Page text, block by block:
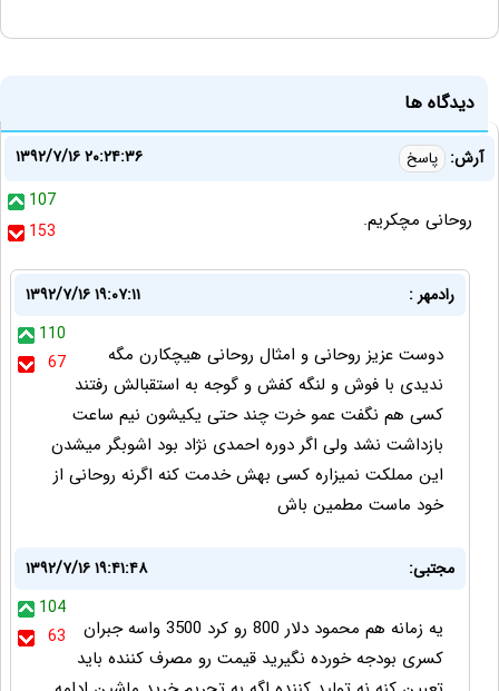
دیدگاه ها
آرش: پاسخ
۱۳۹۲/۷/۱۶ ۲۰:۲۴:۳۶
107
153
روحانی مچکریم.
رادمهر :
۱۳۹۲/۷/۱۶ ۱۹:۰۷:۱۱
110
67
دوست عزیز روحانی و امثال روحانی هیچکارن مگه
ندیدی با فوش و لنگه کفش و گوجه به استقبالش رفتند
کسی هم نگفت عمو خرت چند حتی یکیشون نیم ساعت
بازداشت نشد ولی اگر دوره احمدی نژاد بود اشوبگر میشدن
این مملکت نمیزاره کسی بهش خدمت کنه اگرنه روحانی از
خود ماست مطمین باش
مجتبی:
۱۳۹۲/۷/۱۶ ۱۹:۴۱:۴۸
104
63
یه زمانه هم محمود دلار 800 رو کرد 3500 واسه جبران
کسری بودجه خورده نگیرید قیمت رو مصرف کننده باید